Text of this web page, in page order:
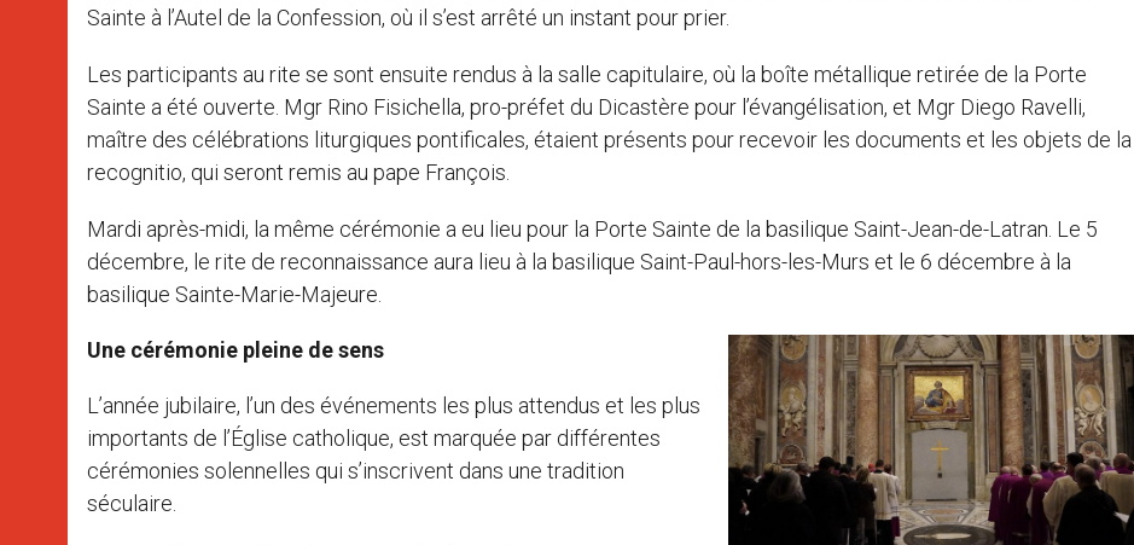
Sainte à l’Autel de la Confession, où il s’est arrêté un instant pour prier.
Les participants au rite se sont ensuite rendus à la salle capitulaire, où la boîte métallique retirée de la Porte
Sainte a été ouverte. Mgr Rino Fisichella, pro-préfet du Dicastère pour l’évangélisation, et Mgr Diego Ravelli,
maître des célébrations liturgiques pontificales, étaient présents pour recevoir les documents et les objets de la
recognitio, qui seront remis au pape François.
Mardi après-midi, la même cérémonie a eu lieu pour la Porte Sainte de la basilique Saint-Jean-de-Latran. Le 5
décembre, le rite de reconnaissance aura lieu à la basilique Saint-Paul-hors-les-Murs et le 6 décembre à la
basilique Sainte-Marie-Majeure.
Une cérémonie pleine de sens
L’année jubilaire, l’un des événements les plus attendus et les plus
importants de l’Église catholique, est marquée par différentes
cérémonies solennelles qui s’inscrivent dans une tradition
séculaire.